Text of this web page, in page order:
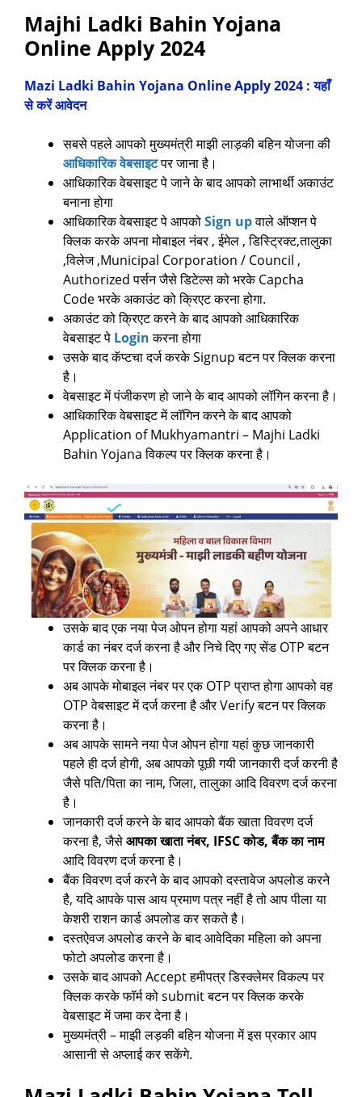
Majhi Ladki Bahin Yojana
Online Apply 2024
Mazi Ladki Bahin Yojana Online Apply 2024 : यहाँ
से करें आवेदन
सबसे पहले आपको मुख्यमंत्री माझी लाड़की बहिन योजना की
आधिकारिक वेबसाइटपर जाना है।
आधिकारिक वेबसाइट पे जाने के बाद आपको लाभार्थी अकाउंट
बनाना होगा
आधिकारिक वेबसाइट पे आपकोSign upवाले ऑप्शन पे
क्लिक करके अपना मोबाइल नंबर , ईमेल , डिस्ट्रिक्ट,तालुका
,विलेज ,Municipal Corporation / Council ,
Authorized पर्सन जैसे डिटेल्स को भरके Capcha
Code भरके अकाउंट को क्रिएट करना होगा.
अकाउंट को क्रिएट करने के बाद आपको आधिकारिक
वेबसाइट पे Loginकरना होगा
उसके बाद कॅप्टचा दर्ज करके Signup बटन पर क्लिक करना
है।
वेबसाइट में पंजीकरण हो जाने के बाद आपको लॉगिन करना है।
आधिकारिक वेबसाइट में लॉगिन करने के बाद आपको
Application of Mukhyamantri – Majhi Ladki
Bahin Yojana विकल्प पर क्लिक करना है।
उसके बाद एक नया पेज ओपन होगा यहां आपको अपने आधार
कार्ड का नंबर दर्ज करना है और निचे दिए गए सेंड OTP बटन
पर क्लिक करना है।
अब आपके मोबाइल नंबर पर एक OTP प्राप्त होगा आपको वह
OTP वेबसाइट में दर्ज करना है और Verify बटन पर क्लिक
करना है।
अब आपके सामने नया पेज ओपन होगा यहां कुछ जानकारी
पहले ही दर्ज होगी, अब आपको पूछी गयी जानकारी दर्ज करनी है
जैसे पति/पिता का नाम, जिला, तालुका आदि विवरण दर्ज करना
है।
जानकारी दर्ज करने के बाद आपको बैंक खाता विवरण दर्ज
करना है, जैसेआपका खाता नंबर, IFSC कोड, बैंक का नाम
आदि विवरण दर्ज करना है।
बैंक विवरण दर्ज करने के बाद आपको दस्तावेज अपलोड करने
है, यदि आपके पास आय प्रमाण पत्र नहीं है तो आप पीला या
केशरी राशन कार्ड अपलोड कर सकते है।
दस्तऐवज अपलोड करने के बाद आवेदिका महिला को अपना
फोटो अपलोड करना है।
उसके बाद आपको Accept हमीपत्र डिस्क्लेमर विकल्प पर
क्लिक करके फॉर्म को submit बटन पर क्लिक करके
वेबसाइट में जमा कर देना है।
मुख्यमंत्री – माझी लड़की बहिन योजना में इस प्रकार आप
आसानी से अप्लाई कर सकेंगे.